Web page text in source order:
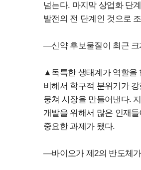
넘는다. 마지막 상업화 단
발전의 전 단계인 것으로
―신약 후보물질이 최근 크
▲독특한 생태계가 역할을
비해서 학구적 분위기가
뭉쳐 시장을 만들어낸다.
개발을 위해서 많은 인재
중요한 과제가 됐다.
―바이오가 제2의 반도체